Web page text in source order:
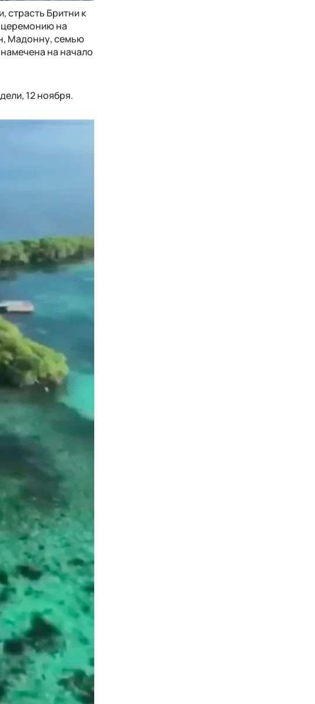
страсть Бритни к
церемонию на
Мадонну, семью
на начало
12 ноября.